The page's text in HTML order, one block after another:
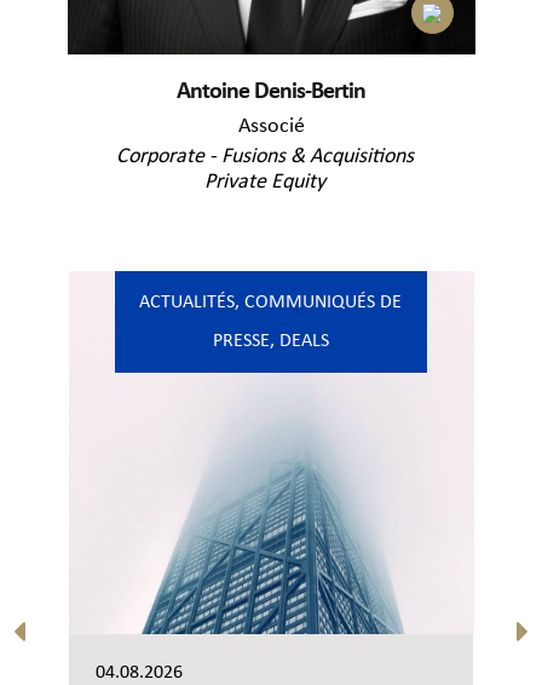
Antoine Denis-Bertin
Associé
Corporate - Fusions & Acquisitions
Private Equity
ACTUALITÉS,COMMUNIQUÉS DE
PRESSE, DEALS
04.08.2026